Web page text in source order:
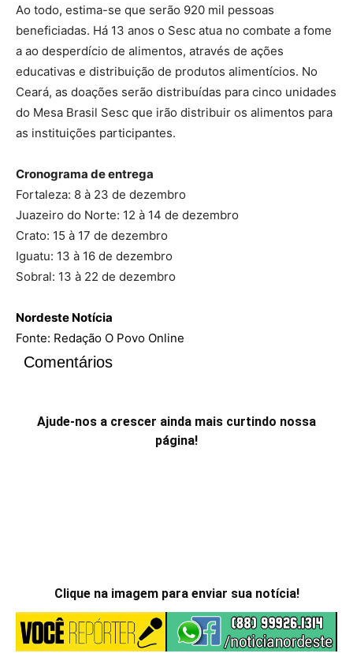
Ao todo, estima-se que serão 920 mil pessoas
beneficiadas. Há 13 anos o Sesc atua no combate a fome
a ao desperdício de alimentos, através de ações
educativas e distribuição de produtos alimentícios. No
Ceará, as doações serão distribuídas para cinco unidades
do Mesa Brasil Sesc que irão distribuir os alimentos para
as instituições participantes.
Cronograma de entrega
Fortaleza: 8 à 23 de dezembro
Juazeiro do Norte: 12 à 14 de dezembro
Crato: 15 à 17 de dezembro
Iguatu: 13 à 16 de dezembro
Sobral: 13 à 22 de dezembro
Nordeste Notícia
Fonte: Redação O Povo Online
Comentários
Ajude-nos a crescer ainda mais curtindo nossa
página!
Clique na imagem para enviar sua notícia!